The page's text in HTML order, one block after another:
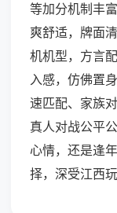
等加分机制丰
爽舒适，牌面
机机型，方言
入感，仿佛置
速匹配、家族
真人对战公平
心情，还是逢
择，深受江西